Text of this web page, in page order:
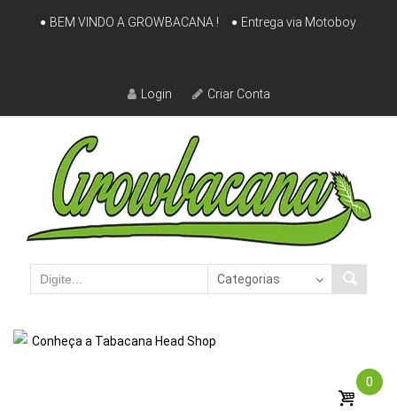
Skip
BEM VINDO A GROWBACANA ! Entrega via Motoboy
Login Criar Conta
Conheça a Tabacana Head Shop
0